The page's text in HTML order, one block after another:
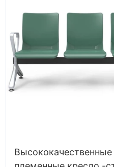
Высококачественные